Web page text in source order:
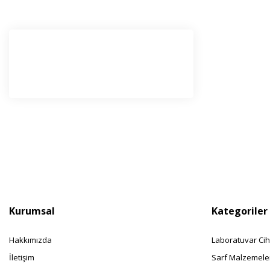
Kurumsal
Hakkımızda
İletişim
Kategoriler
Laboratuvar
Sarf